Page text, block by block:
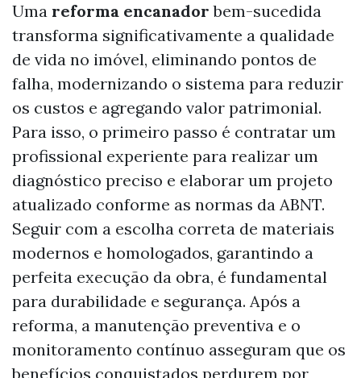
Uma reforma encanador bem-sucedida
transforma significativamente a qualidade
de vida no imóvel, eliminando pontos de
falha, modernizando o sistema para reduzir
os custos e agregando valor patrimonial.
Para isso, o primeiro passo é contratar um
profissional experiente para realizar um
diagnóstico preciso e elaborar um projeto
atualizado conforme as normas da ABNT.
Seguir com a escolha correta de materiais
modernos e homologados, garantindo a
perfeita execução da obra, é fundamental
para durabilidade e segurança. Após a
reforma, a manutenção preventiva e o
monitoramento contínuo asseguram que os
benefícios conquistados perdurem por